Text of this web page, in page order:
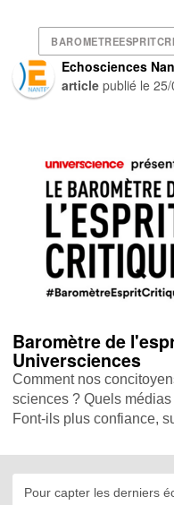
Echosciences
article publié le
Baromètre de
Universciences
Comment nos
sciences ? Quels
Font-ils plus confiance,